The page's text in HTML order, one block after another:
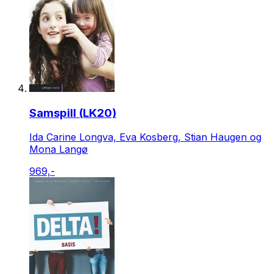
Samspill (LK20)
Ida Carine Longva, Eva Kosberg, Stian Haugen og
Mona Langø
969,-